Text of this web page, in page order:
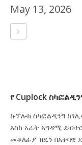
May 13, 2026
ኩፕሎክ ስካፎልዲንግ
እስከ አራት አግዳሚ
መቆለፊያ' ዘዴን በአቀባዊ